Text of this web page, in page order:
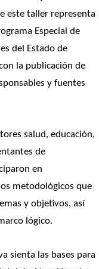
este taller representa
Especial de
del Estado de
la publicación de
y fuentes
salud, educación,
de
en
metodológicos que
y objetivos, así
lógico.
sienta las bases para